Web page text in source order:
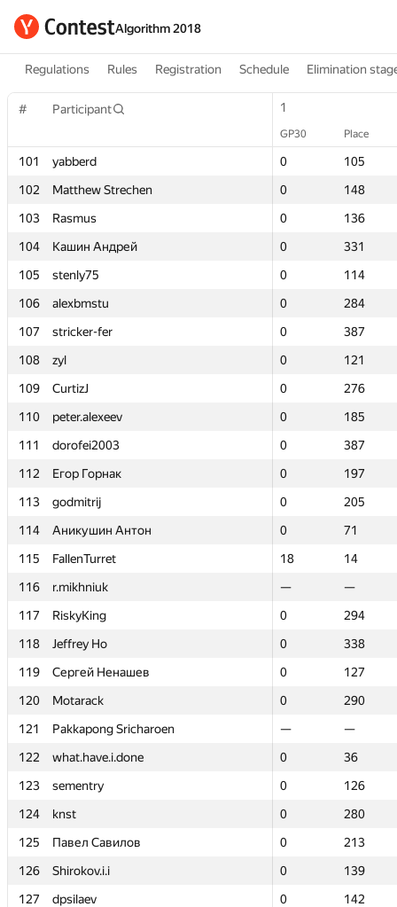
Algorithm 2018
Regulations Rules Registration Schedule Elimination
# Participant 1
GP30 Place
101 yabberd 0
105
102
Matthew Strechen 0
148
103
Rasmus 0
136
104
Кашин Андрей 0
331
105
stenly75 0
114
106
alexbmstu 0
284
107
stricker-fer 0
387
108
zyl 0
121
109
CurtizJ 0
276
110
peter.alexeev 0
185
111
dorofei2003 0
387
112
Егор Горнак 0
197
113
godmitrij 0
205
114
Аникушин Антон 0
71
115
FallenTurret 18
14
116
r.mikhniuk —
—
117
RiskyKing 0
294
118
Jeffrey Ho 0
338
119
Сергей Ненашев 0
127
120
Motarack 0
290
121
Pakkapong Sricharoen —
—
122
what.have.i.done 0
36
123
sementry 0
126
124
knst 0
280
125
Павел Савилов 0
213
126
Shirokov.i.i 0
139
127
dpsilaev 0
142
# Participant 1
GP30 Place
101 yabberd 0
105
102
Matthew Strechen 0
148
103
Rasmus 0
136
104
Кашин Андрей 0
331
105
stenly75 0
114
106
alexbmstu 0
284
107
stricker-fer 0
387
108
zyl 0
121
109
CurtizJ 0
276
110
peter.alexeev 0
185
111
dorofei2003 0
387
112
Егор Горнак 0
197
113
godmitrij 0
205
114
Аникушин Антон 0
71
115
FallenTurret 18
14
116
r.mikhniuk —
—
117
RiskyKing 0
294
118
Jeffrey Ho 0
338
119
Сергей Ненашев 0
127
120
Motarack 0
290
121
Pakkapong Sricharoen —
—
122
what.have.i.done 0
36
123
sementry 0
126
124
knst 0
280
125
Павел Савилов 0
213
126
Shirokov.i.i 0
139
127
dpsilaev 0
142